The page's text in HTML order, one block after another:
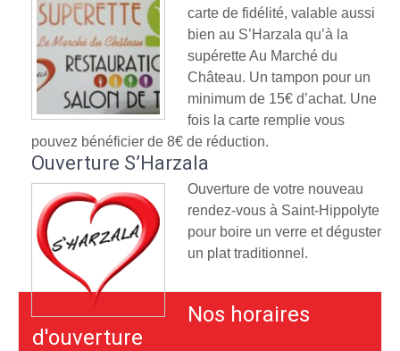
carte de fidélité, valable aussi
bien au S’Harzala qu’à la
supérette Au Marché du
Château. Un tampon pour un
minimum de 15€ d’achat. Une
fois la carte remplie vous
pouvez bénéficier de 8€ de réduction.
Ouverture S’Harzala
Ouverture de votre nouveau
rendez-vous à Saint-Hippolyte
pour boire un verre et déguster
un plat traditionnel.
Nos horaires
d'ouverture